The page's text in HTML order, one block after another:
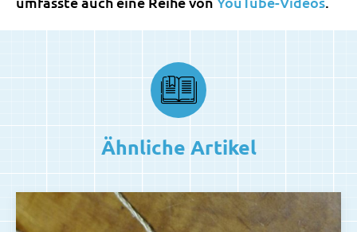
Ähnliche Artikel